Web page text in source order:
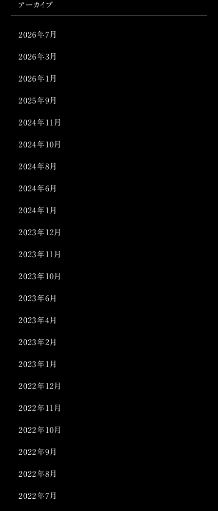
アーカイブ
2026年7月
2026年3月
2026年1月
2025年9月
2024年11月
2024年10月
2024年8月
2024年6月
2024年1月
2023年12月
2023年11月
2023年10月
2023年6月
2023年4月
2023年2月
2023年1月
2022年12月
2022年11月
2022年10月
2022年9月
2022年8月
2022年7月